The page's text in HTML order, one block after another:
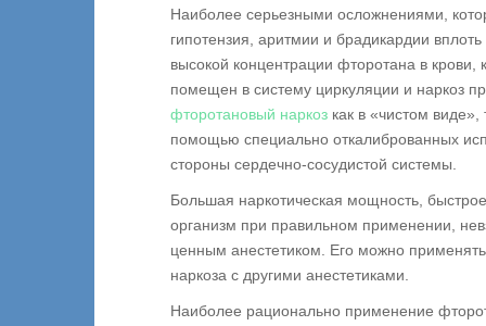
Наиболее серьезными осложнениями,
гипотензия, аритмии и брадикардии
высокой концентрации фторотана в крови,
помещен в систему циркуляции и наркоз
фторотановый наркоз как в «чистом
помощью специально откалиброванных
стороны сердечно-сосудистой системы.
Большая наркотическая мощность,
организм при правильном применении,
ценным анестетиком. Его можно
наркоза с другими анестетиками.
Наиболее рационально применение